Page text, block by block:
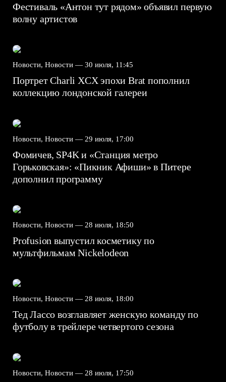
Фестиваль «Антон тут рядом» объявил первую
волну артистов
Новости, Новости — 30 июля, 11:45
Портрет Charli XCX эпохи Brat пополнил
коллекцию лондонской галереи
Новости, Новости — 29 июля, 17:00
Фомичев, SP4K и «Станция метро
Горьковская»: «Пикник Афиши» в Питере
дополнил программу
Новости, Новости — 28 июля, 18:50
Profusion выпустил косметику по
мультфильмам Nickelodeon
Новости, Новости — 28 июля, 18:00
Тед Лассо возглавляет женскую команду по
футболу в трейлере четвертого сезона
Новости, Новости — 28 июля, 17:50